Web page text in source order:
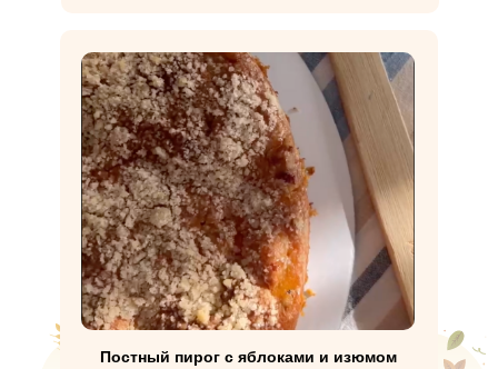
Постный пирог с яблоками и изюмом